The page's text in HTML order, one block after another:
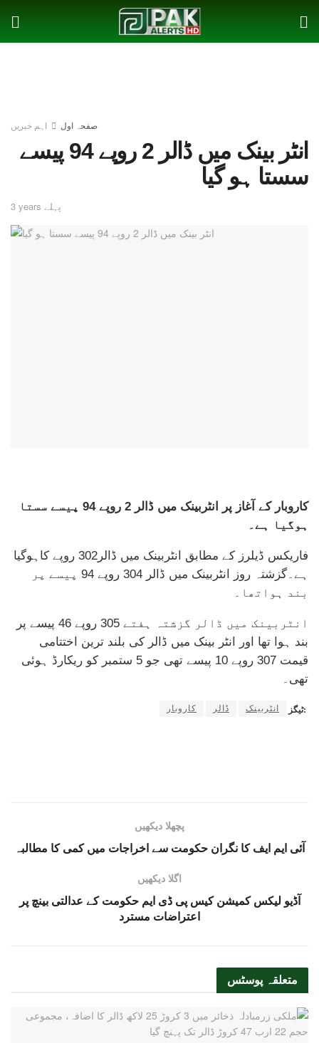
صفحہ اول اہم خبریں
انٹر بینک میں ڈالر 2 روپے 94 پیسے
سستا ہو گیا
3 years پہلے
کاروبار کے آغاز پر انٹربینک میں ڈالر 2 روپے 94 پیسے سستا
ہوگیا ہے۔
فاریکس ڈیلرز کے مطابق انٹربینک میں ڈالر302 روپے کاہوگیا
ہے۔گزشتہ روز انٹربینک میں ڈالر 304 روپے 94 پیسے پر
بند ہواتھا۔
انٹربینک میں ڈالر گزشتہ ہفتے 305 روپے 46 پیسے پر
بند ہوا تھا اور انٹر بینک میں ڈالر کی بلند ترین اختتامی
قیمت 307 روپے 10 پیسے تھی جو 5 ستمبر کو ریکارڈ ہوئی
تھی۔
ٹیگز: انٹربینک ڈالر کاروبار
پچھلا دیکھیں
آئی ایم ایف کا نگران حکومت سے اخراجات میں کمی کا مطالبہ
اگلا دیکھیں
آڈیو لیکس کمیشن کیس پی ڈی ایم حکومت کے عدالتی بینچ پر
اعتراضات مسترد
متعلقہ پوسٹس